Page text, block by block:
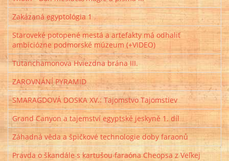
Zakázaná egyptológia 1
Staroveké potopené mestá a artefakty má odhaliť
ambiciózne podmorské múzeum (+VIDEO)
Tutanchamonova Hviezdna brána III.
ZAROVNÁNÍ PYRAMID
SMARAGDOVÁ DOSKA XV.: Tajomstvo Tajomstiev
Grand Canyon a tajemství egyptské jeskyně 1. díl
Záhadná věda a špičkové technologie doby faraonů
Pravda o škandále s kartušou faraóna Cheopsa z Veľkej